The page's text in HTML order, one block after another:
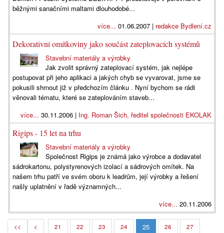
běžnými sanačními maltami dlouhodobé...
více... 01.06.2007 | redakce Bydlení.cz
Dekorativní omítkoviny jako součást zateplovacích systémů
Stavební materiály a výrobky
Jak zvolit správný zateplovací systém, jak nejlépe
postupovat při jeho aplikaci a jakých chyb se vyvarovat, jsme se
pokusili shrnout již v předchozím článku . Nyní bychom se rádi
věnovali tématu, které se zateplováním staveb...
více... 30.11.2006 | Ing. Roman Šich, ředitel společnosti EKOLAK
Rigips - 15 let na trhu
Stavební materiály a výrobky
Společnost Rigips je známá jako výrobce a dodavatel
sádrokartonu, polystyrenových izolací a sádrových omítek. Na
našem trhu patří ve svém oboru k leadrům, její výrobky a řešení
našly uplatnění v řadě významných...
více... 20.11.2006
<< < 21 22 23 24 25 26
27